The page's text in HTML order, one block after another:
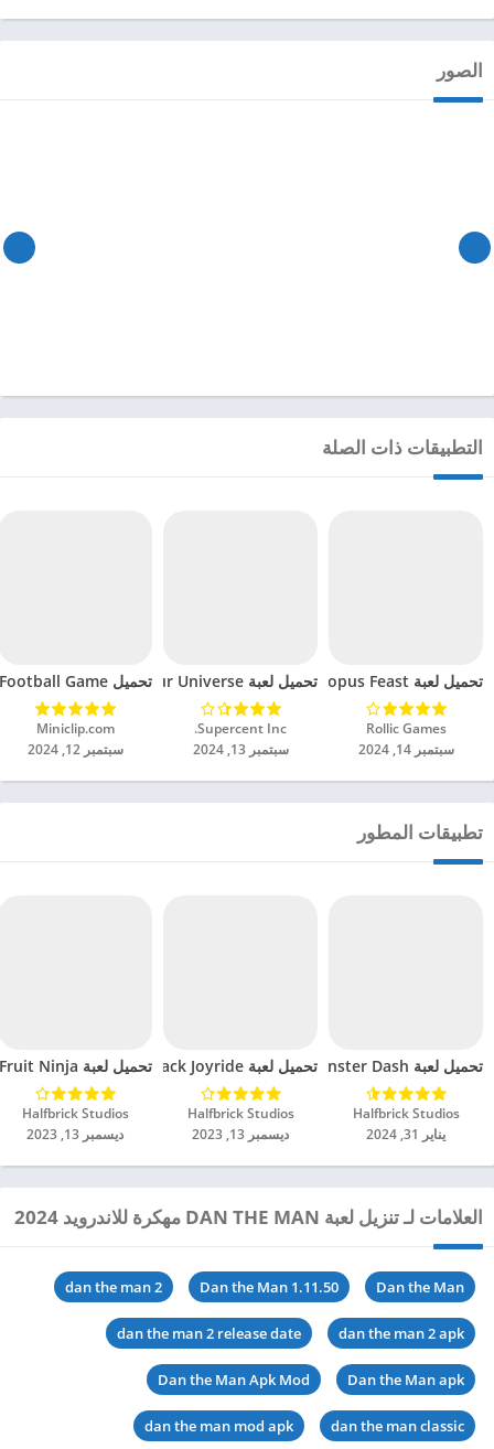
الصور
التطبيقات ذات الصلة
تحميل لعبة Octopus Feast مهكرة للاندرويد 2024
Rollic Games‏
سبتمبر 14, 2024
تحميل لعبة Dinosaur Universe مهكرة للاندرويد 2024
Supercent Inc.‏
سبتمبر 13, 2024
تحميل Soccer Hero PvP Football Game مهكرة للاندرويد 2024
Miniclip.com‏
سبتمبر 12, 2024
تطبيقات المطور
تحميل لعبة Monster Dash مهكرة للاندرويد 2024
Halfbrick Studios‏
يناير 31, 2024
تحميل لعبة Jetpack Joyride مهكرة للاندرويد 2024
Halfbrick Studios‏
ديسمبر 13, 2023
تحميل لعبة Fruit Ninja® مهكرة للاندرويد 2024
Halfbrick Studios‏
ديسمبر 13, 2023
العلامات لـ تنزيل لعبة DAN THE MAN مهكرة للاندرويد 2024
Dan the Man
Dan the Man 1.11.50
dan the man 2
dan the man 2 apk
dan the man 2 release date
Dan the Man apk
Dan the Man Apk Mod
dan the man classic
dan the man mod apk